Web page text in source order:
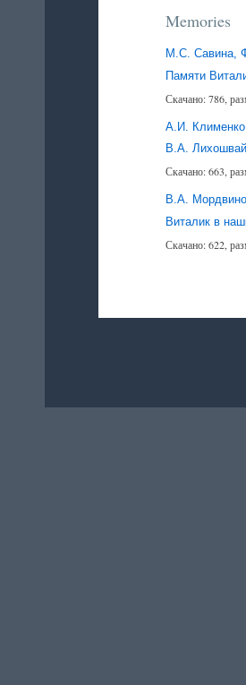
Memories
М.С. Савина,
Памяти
Скачано: 786,
А.И. Клименко
В.А.
Скачано: 663,
В.А.
Виталик в
Скачано: 622,